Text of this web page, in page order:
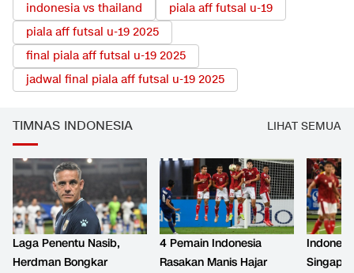
indonesia vs thailand
piala aff futsal u-19
piala aff futsal u-19 2025
final piala aff futsal u-19 2025
jadwal final piala aff futsal u-19 2025
TIMNAS INDONESIA LIHAT SEMUA
Laga Penentu Nasib,
Herdman Bongkar
4 Pemain Indonesia
Rasakan Manis Hajar